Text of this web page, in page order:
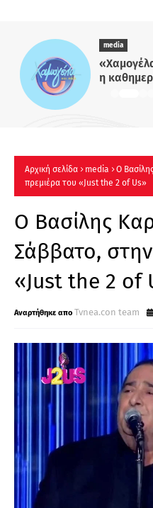
media
η
Αρχική σελίδα media
Ο
πρεμιέρα του «Just the 2 of Us»
Ο Βασίλης
Σάββατο,
«Just the 2 of
Tvnea.con team